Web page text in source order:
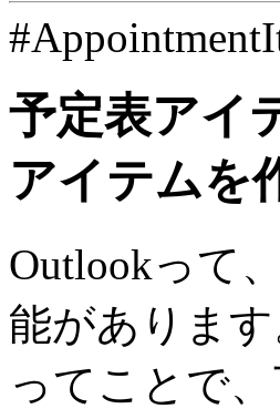
予定表アイ
アイテムを
Outlookって
能があります
ってことで